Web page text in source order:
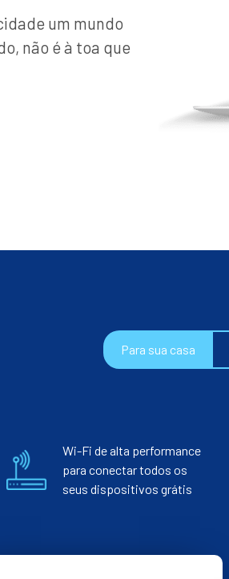
um mundo
não é à toa que
Para sua casa
Wi-Fi de alta performance
para conectar todos os
seus dispositivos grátis